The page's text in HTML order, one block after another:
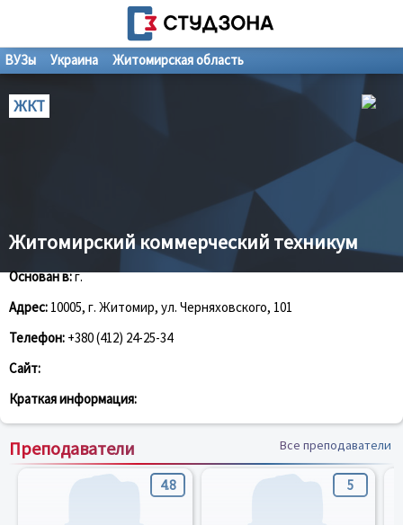
ВУЗы Украина Житомирская область
ЖКТ
Житомирский коммерческий техникум
Основан в:г.
Адрес: 10005, г. Житомир, ул. Черняховского, 101
Телефон: +380 (412) 24-25-34
Сайт:
Краткая информация:
Преподаватели Все преподаватели
4.8 5